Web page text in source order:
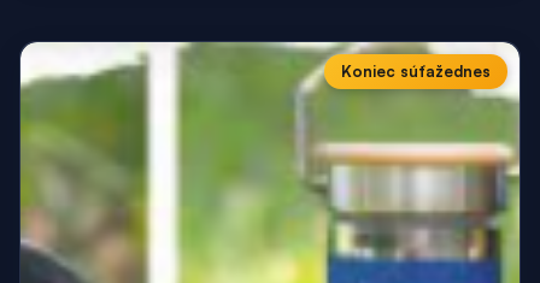
Koniec súťažednes